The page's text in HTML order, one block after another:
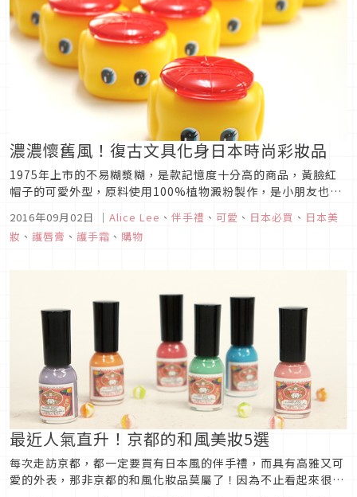
濃濃懷舊風！復古文具化身日本時尚彩妝品
1975年上市的不易糊漿糊，是款記憶度十分高的商品，黃臉紅
帽子的可愛外型，原料使用100%植物澱粉製作，是小朋友也可
手，另外使用後清洗乾淨還可以變身小物收納盒，是款一物多用
的超值商品！不過今天要介紹的是同間公司開發出來的各式化妝
2016年09月02日 ｜ Alice Lee 、 伴手禮 、 可愛 、 日本必買 、 日本美
妝 、 護唇膏 、 護手霜 、 購物
最近人氣直升！京都的和風美妝5選
每次走訪京都，都一定要買有日本風的伴手禮，而具有高雅又可
愛的外表，那非京都的和風化妝品莫屬了！因為不止看起來很漂